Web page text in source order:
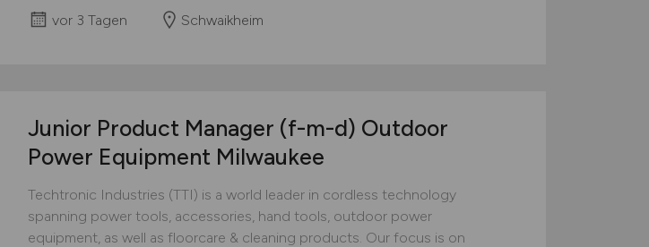
vor 3 Tagen Schwaikheim
Junior Product Manager (f-m-d) Outdoor
Power Equipment Milwaukee
Techtronic Industries (TTI) is a world leader in cordless technology
spanning power tools, accessories, hand tools, outdoor power
equipment, as well as floorcare & cleaning products. Our focus is on